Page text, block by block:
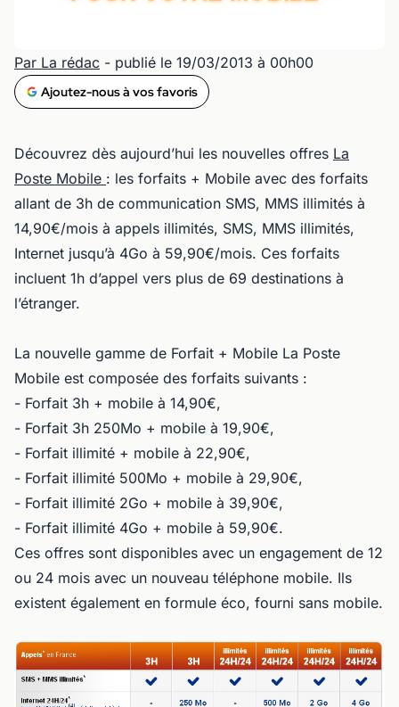
Par La rédac - publié le 19/03/2013 à 00h00
Ajoutez-nous à vos favoris
Découvrez dès aujourd’hui les nouvelles offres La
Poste Mobile : les forfaits + Mobile avec des forfaits
allant de 3h de communication SMS, MMS illimités à
14,90€/mois à appels illimités, SMS, MMS illimités,
Internet jusqu’à 4Go à 59,90€/mois. Ces forfaits
incluent 1h d’appel vers plus de 69 destinations à
l’étranger.
La nouvelle gamme de Forfait + Mobile La Poste
Mobile est composée des forfaits suivants :
- Forfait 3h + mobile à 14,90€,
- Forfait 3h 250Mo + mobile à 19,90€,
- Forfait illimité + mobile à 22,90€,
- Forfait illimité 500Mo + mobile à 29,90€,
- Forfait illimité 2Go + mobile à 39,90€,
- Forfait illimité 4Go + mobile à 59,90€.
Ces offres sont disponibles avec un engagement de 12
ou 24 mois avec un nouveau téléphone mobile. Ils
existent également en formule éco, fourni sans mobile.